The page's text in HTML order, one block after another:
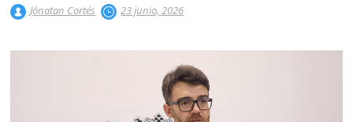
Jónatan Cortés 23 junio, 2026